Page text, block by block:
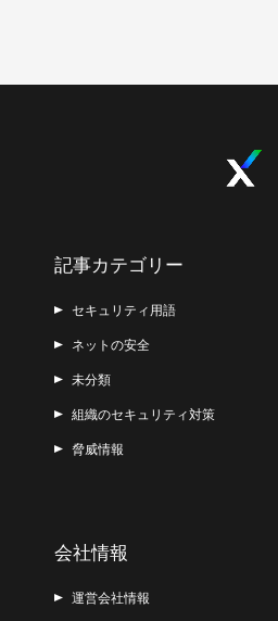
記事カテゴリー
セキュリティ用語
ネットの安全
未分類
組織のセキュリティ対策
脅威情報
会社情報
運営会社情報